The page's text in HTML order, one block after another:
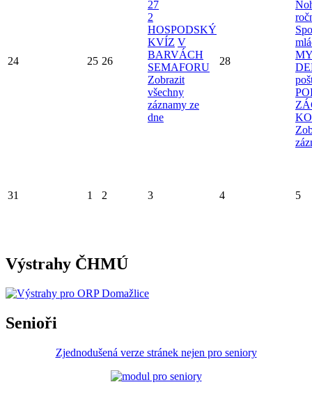
24 25 26
27
2
HOSPODSKÝ
KVÍZ V
BARVÁCH
SEMAFORU
Zobrazit
všechny
záznamy ze
dne
28
31 1 2 3 4 5
Výstrahy ČHMÚ
Senioři
Zjednodušená verze stránek nejen pro seniory